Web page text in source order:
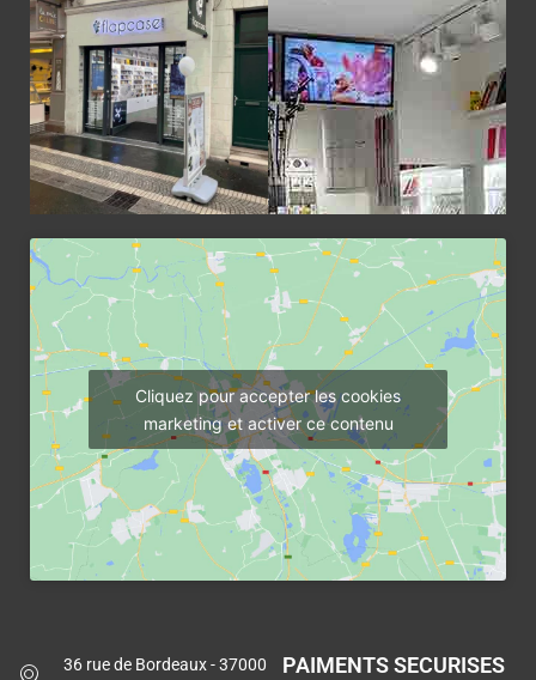
Cliquez pour accepter les cookies
marketing et activer ce contenu
36 rue de Bordeaux - 37000
PAIMENTS SECURISES